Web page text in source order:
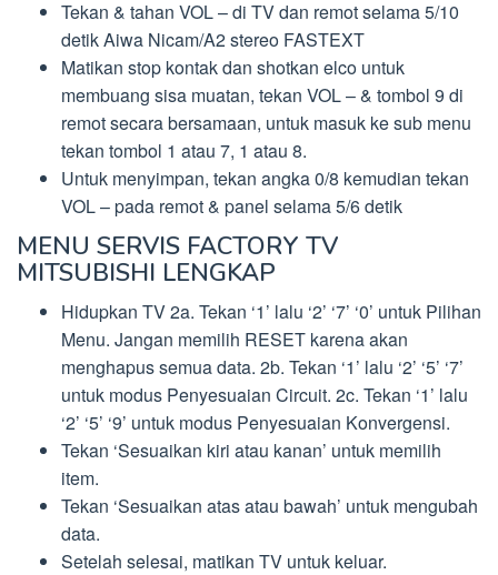
Tekan & tahan VOL – di TV dan remot selama 5/10
detik Aiwa Nicam/A2 stereo FASTEXT
Matikan stop kontak dan shotkan elco untuk
membuang sisa muatan, tekan VOL – & tombol 9 di
remot secara bersamaan, untuk masuk ke sub menu
tekan tombol 1 atau 7, 1 atau 8.
Untuk menyimpan, tekan angka 0/8 kemudian tekan
VOL – pada remot & panel selama 5/6 detik
MENU SERVIS FACTORY TV
MITSUBISHI LENGKAP
Hidupkan TV 2a. Tekan ‘1’ lalu ‘2’ ‘7’ ‘0’ untuk Pilihan
Menu. Jangan memilih RESET karena akan
menghapus semua data. 2b. Tekan ‘1’ lalu ‘2’ ‘5’ ‘7’
untuk modus Penyesuaian Circuit. 2c. Tekan ‘1’ lalu
‘2’ ‘5’ ‘9’ untuk modus Penyesuaian Konvergensi.
Tekan ‘Sesuaikan kiri atau kanan’ untuk memilih
item.
Tekan ‘Sesuaikan atas atau bawah’ untuk mengubah
data.
Setelah selesai, matikan TV untuk keluar.